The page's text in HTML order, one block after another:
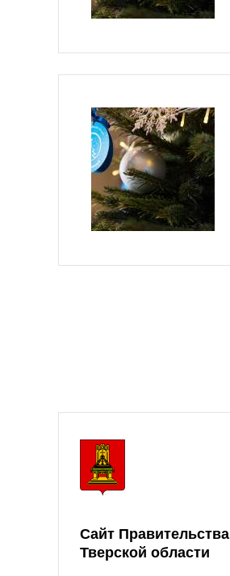
Сайт Правительства
Тверской области